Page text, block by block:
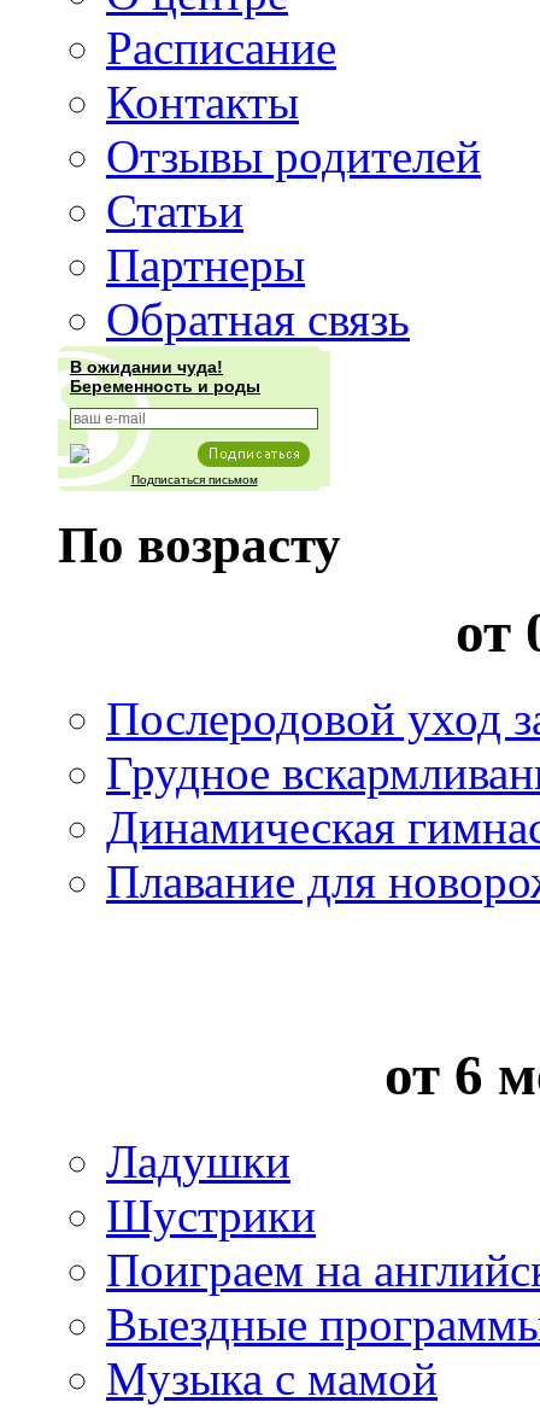
Расписание
Контакты
Отзывы родителей
Статьи
Партнеры
Обратная связь
В ожидании чуда!
Беременность и роды
Подписаться письмом
По возрасту
от
Послеродовой уход
Грудное
Динамическая
Плавание для
от 6
Ладушки
Шустрики
Поиграем на
Выездные
Музыка с мамой